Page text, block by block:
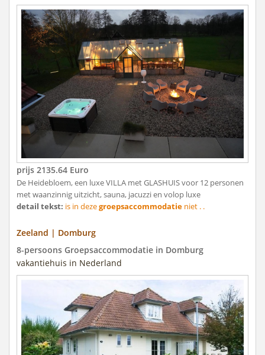
prijs 2135.64 Euro
De Heidebloem, een luxe VILLA met GLASHUIS voor 12 personen
met waanzinnig uitzicht, sauna, jacuzzi en volop luxe
detail tekst: is in dezegroepsaccommodatie niet . .
Zeeland | Domburg
8-persoons Groepsaccommodatie in Domburg
vakantiehuis in Nederland